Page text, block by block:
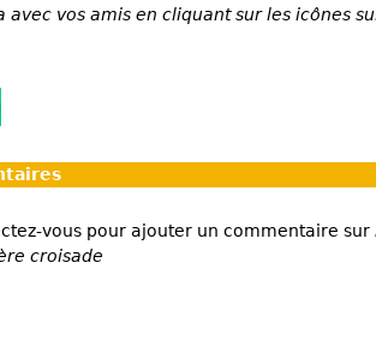
avec vos amis en cliquant sur les icônes
vous pour ajouter un commentaire sur
croisade